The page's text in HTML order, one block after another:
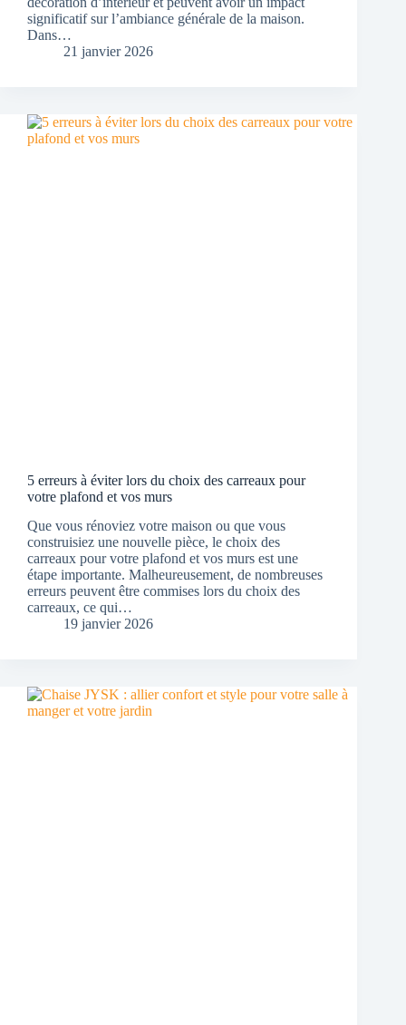
significatif sur l’ambiance générale de la maison.
Dans…
21 janvier 2026
5 erreurs à éviter lors du choix des carreaux pour
votre plafond et vos murs
Que vous rénoviez votre maison ou que vous
construisiez une nouvelle pièce, le choix des
carreaux pour votre plafond et vos murs est une
étape importante. Malheureusement, de nombreuses
erreurs peuvent être commises lors du choix des
carreaux, ce qui…
19 janvier 2026